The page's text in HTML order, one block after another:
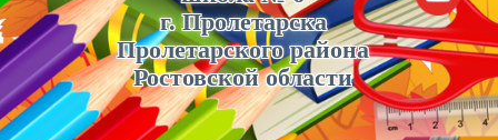
г. Пролетарска
Пролетарского района
Ростовской области